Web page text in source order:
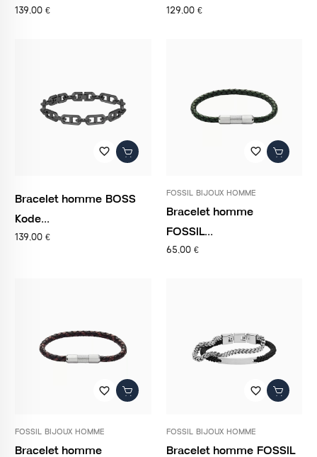
139,00 € 129,00 €
favorite_border
Bracelet homme BOSS
Kode...
139,00 €
favorite_border
FOSSIL BIJOUX HOMME
Bracelet homme
FOSSIL...
65,00 €
favorite_border
FOSSIL BIJOUX HOMME
Bracelet homme
favorite_border
FOSSIL BIJOUX HOMME
Bracelet homme FOSSIL